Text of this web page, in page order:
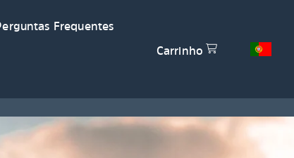
Frequentes
Carrinho